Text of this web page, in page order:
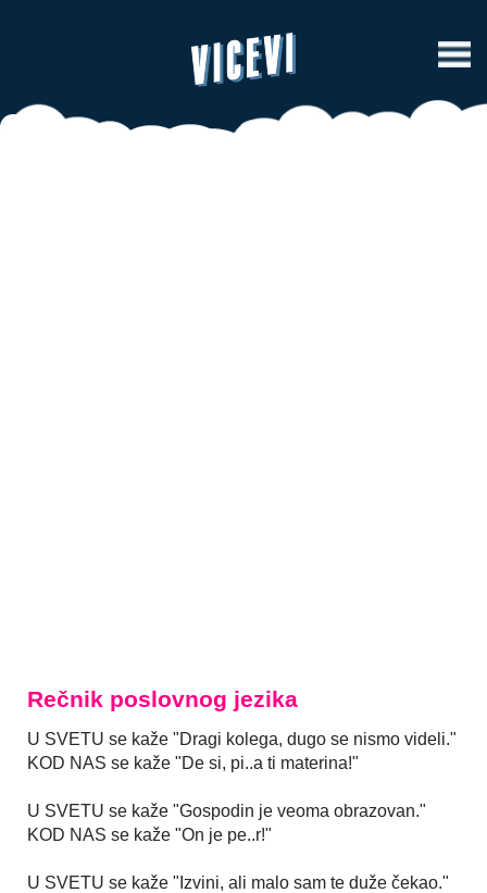
Rečnik poslovnog jezika
U SVETU se kaže "Dragi kolega, dugo se nismo videli."
KOD NAS se kaže "De si, pi..a ti materina!"
U SVETU se kaže "Gospodin je veoma obrazovan."
KOD NAS se kaže "On je pe..r!"
U SVETU se kaže "Izvini, ali malo sam te duže čekao."